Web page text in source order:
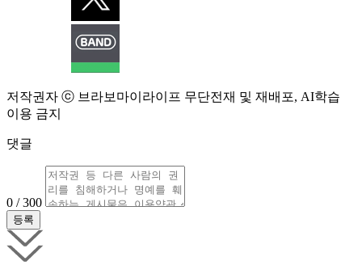
저작권자 ⓒ 브라보마이라이프 무단전재 및 재배포, AI학습
이용 금지
댓글
0 / 300